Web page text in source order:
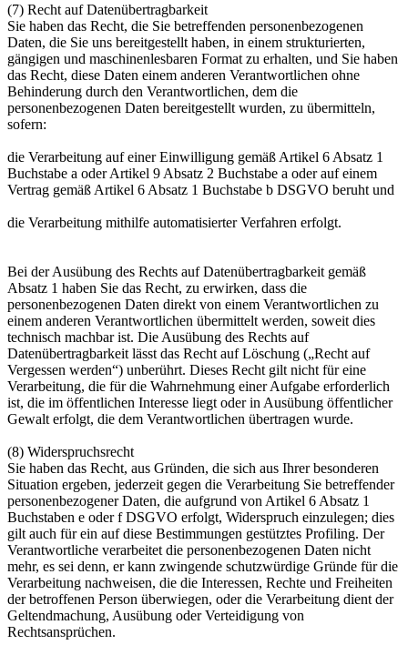
(7) Recht auf Datenübertragbarkeit
Sie haben das Recht, die Sie betreffenden personenbezogenen
Daten, die Sie uns bereitgestellt haben, in einem strukturierten,
gängigen und maschinenlesbaren Format zu erhalten, und Sie haben
das Recht, diese Daten einem anderen Verantwortlichen ohne
Behinderung durch den Verantwortlichen, dem die
personenbezogenen Daten bereitgestellt wurden, zu übermitteln,
sofern:
die Verarbeitung auf einer Einwilligung gemäß Artikel 6 Absatz 1
Buchstabe a oder Artikel 9 Absatz 2 Buchstabe a oder auf einem
Vertrag gemäß Artikel 6 Absatz 1 Buchstabe b DSGVO beruht und
die Verarbeitung mithilfe automatisierter Verfahren erfolgt.
Bei der Ausübung des Rechts auf Datenübertragbarkeit gemäß
Absatz 1 haben Sie das Recht, zu erwirken, dass die
personenbezogenen Daten direkt von einem Verantwortlichen zu
einem anderen Verantwortlichen übermittelt werden, soweit dies
technisch machbar ist. Die Ausübung des Rechts auf
Datenübertragbarkeit lässt das Recht auf Löschung („Recht auf
Vergessen werden“) unberührt. Dieses Recht gilt nicht für eine
Verarbeitung, die für die Wahrnehmung einer Aufgabe erforderlich
ist, die im öffentlichen Interesse liegt oder in Ausübung öffentlicher
Gewalt erfolgt, die dem Verantwortlichen übertragen wurde.
(8) Widerspruchsrecht
Sie haben das Recht, aus Gründen, die sich aus Ihrer besonderen
Situation ergeben, jederzeit gegen die Verarbeitung Sie betreffender
personenbezogener Daten, die aufgrund von Artikel 6 Absatz 1
Buchstaben e oder f DSGVO erfolgt, Widerspruch einzulegen; dies
gilt auch für ein auf diese Bestimmungen gestütztes Profiling. Der
Verantwortliche verarbeitet die personenbezogenen Daten nicht
mehr, es sei denn, er kann zwingende schutzwürdige Gründe für die
Verarbeitung nachweisen, die die Interessen, Rechte und Freiheiten
der betroffenen Person überwiegen, oder die Verarbeitung dient der
Geltendmachung, Ausübung oder Verteidigung von
Rechtsansprüchen.